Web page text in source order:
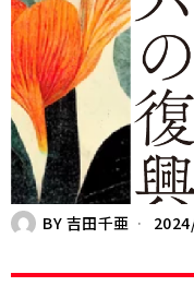
BY 吉田千亜